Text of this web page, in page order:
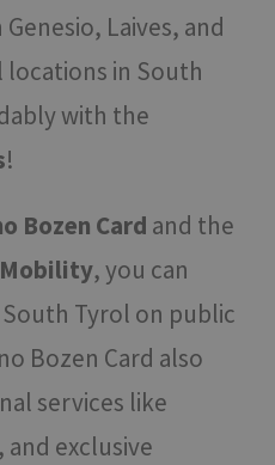
Laives, and
in South
with the
!
Bozen Card and the
Mobility, you can
Tyrol on public
Bozen Card also
services like
exclusive